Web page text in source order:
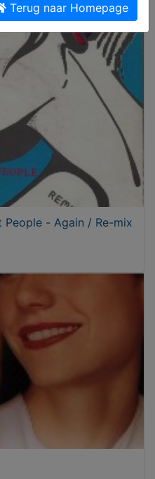
People - Again / Re-mix
Terug naar Homepage